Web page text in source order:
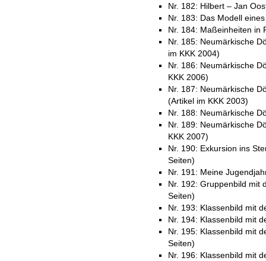
Nr. 182: Hilbert – Jan
Nr. 183: Das Modell
Nr. 184: Maßeinheiten in
Nr. 185: Neumärkische
im KKK 2004)
Nr. 186: Neumärkische
KKK 2006)
Nr. 187: Neumärkische
(Artikel im KKK 2003)
Nr. 188: Neumärkische
Nr. 189: Neumärkische
KKK 2007)
Nr. 190: Exkursion ins
Seiten)
Nr. 191: Meine
Nr. 192: Gruppenbild mit
Seiten)
Nr. 193: Klassenbild mit
Nr. 194: Klassenbild mit
Nr. 195: Klassenbild mit
Seiten)
Nr. 196: Klassenbild mit